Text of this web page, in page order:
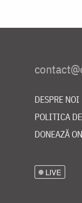
DESPRE NOI
POLITICA
DONEAZĂ
LIVE